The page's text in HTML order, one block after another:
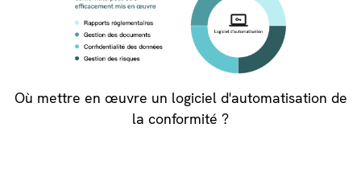
Où mettre en œuvre un logiciel d'automatisation de
la conformité ?